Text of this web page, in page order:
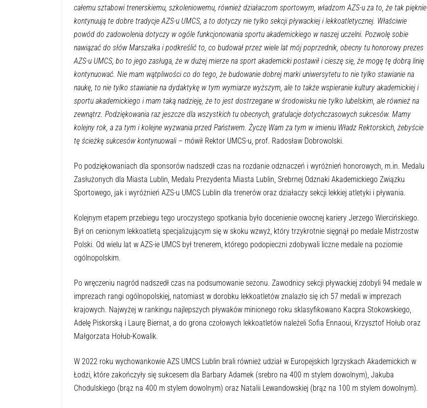
całemu sztabowi trenerskiemu, szkoleniowemu, również działaczom sportowym, władzom AZS-u za to, że tak pięknie
kontynuują te dobre tradycje AZS-u UMCS, a to dotyczy nie tylko sekcji pływackiej i lekkoatletycznej. Właściwie
powód do zadowolenia dotyczy w ogóle funkcjonowania sportu akademickiego w naszej uczelni. Pozwolę sobie
nawiązać do słów Marszałka i podkreślić to, co budował przez wiele lat mój poprzednik, obecny tu honorowy prezes
AZS-u UMCS, bo to jego zasługa, że w dużej mierze na sport akademicki postawił i cieszę się, że mogę tę dobrą linię
kontynuować. Nie mam wątpliwości co do tego, że budowanie dobrej marki uniwersytetu to nie tylko stawianie na
naukę, to nie tylko stawianie na dydaktykę w tym wymiarze wyższym, ale to także wspieranie kultury akademickiej i
sportu akademickiego i mam taką nadzieję, że to jest dostrzegane w środowisku nie tylko lubelskim, ale również na
zewnątrz. Podziękowania raz jeszcze dla wszystkich tu obecnych, gratulacje dotychczasowych sukcesów. Mamy
kolejny rok, a za tym i kolejne wyzwania przed Państwem. Życzę Wam za tym w imieniu Władz Rektorskich, żebyście
tę ścieżkę sukcesów kontynuowali– mówił Rektor UMCS-u, prof. Radosław Dobrowolski.
Po podziękowaniach dla sponsorów nadszedł czas na rozdanie odznaczeń i wyróżnień honorowych, m.in. Medalu
Zasłużonych dla Miasta Lublin, Medalu Prezydenta Miasta Lublin, Srebrnej Odznaki Akademickiego Związku
Sportowego, jak i wyróżnień AZS-u UMCS Lublin dla trenerów oraz działaczy sekcji lekkiej atletyki i pływania.
Kolejnym etapem przebiegu tego uroczystego spotkania było docenienie owocnej kariery Jerzego Wiercińskiego.
Był on cenionym lekkoatletą specjalizującym się w skoku wzwyż, który trzykrotnie sięgnął po medale Mistrzostw
Polski. Od wielu lat w AZS-ie UMCS był trenerem, którego podopieczni zdobywali liczne medale na poziomie
ogólnopolskim.
Po wręczeniu nagród nadszedł czas na podsumowanie sezonu. Zawodnicy sekcji pływackiej zdobyli 94 medale w
imprezach rangi ogólnopolskiej, natomiast w dorobku lekkoatletów znalazło się ich 57 medali w imprezach
krajowych. Najwyżej w rankingu najlepszych pływaków minionego roku sklasyfikowano Kacpra Stokowskiego,
Adelę Piskorską i Laurę Biernat, a do grona czołowych lekkoatletów należeli Sofia Ennaoui, Krzysztof Hołub oraz
Małgorzata Hołub-Kowalik.
W 2022 roku wychowankowie AZS UMCS Lublin brali również udział w Europejskich Igrzyskach Akademickich w
Łodzi, które zakończyły się sukcesem dla Barbary Adamek (srebro na 400 m stylem dowolnym), Jakuba
Chodulskiego (brąz na 400 m stylem dowolnym) oraz Natalii Lewandowskiej (brąz na 100 m stylem dowolnym).